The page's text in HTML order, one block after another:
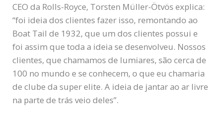
CEO da Rolls-Royce, Torsten Müller-Ötvös explica:
“foi ideia dos clientes fazer isso, remontando ao
Boat Tail de 1932, que um dos clientes possui e
foi assim que toda a ideia se desenvolveu. Nossos
clientes, que chamamos de lumiares, são cerca de
100 no mundo e se conhecem, o que eu chamaria
de clube da super elite. A ideia de jantar ao ar livre
na parte de trás veio deles”.